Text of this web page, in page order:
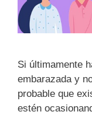
Si últimamente
embarazada y
probable que
estén